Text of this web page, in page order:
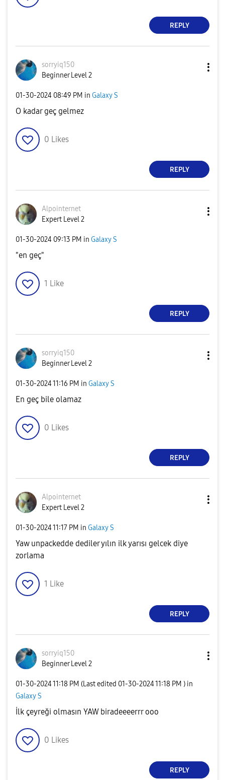
REPLY
sorryiq150
Beginner Level 2
‎01-30-2024 08:49 PM in Galaxy S
O kadar geç gelmez
0 Likes
REPLY
Alpointernet
Expert Level 2
‎01-30-2024 09:13 PM in Galaxy S
"en geç"
1 Like
REPLY
sorryiq150
Beginner Level 2
‎01-30-202411:16 PM in Galaxy S
En geç bile olamaz
0 Likes
REPLY
Alpointernet
Expert Level 2
‎01-30-202411:17 PM in Galaxy S
Yaw unpackedde dediler yılın ilk yarısı gelcek diye
zorlama
1 Like
REPLY
sorryiq150
Beginner Level 2
‎01-30-202411:18 PM (Last edited ‎01-30-202411:18 PM ) in
Galaxy S
İlk çeyreği olmasın YAW biradeeeerrr ooo
0 Likes
REPLY